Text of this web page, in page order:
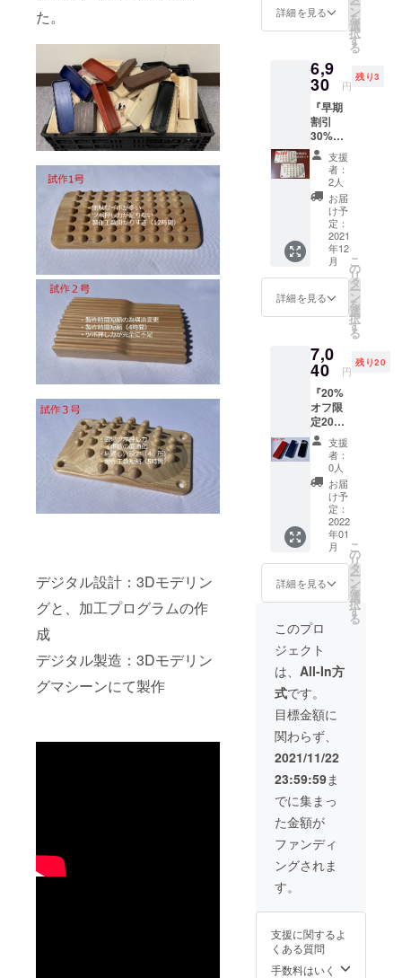
た。
デジタル設計：3Dモデリン
グと、加工プログラムの作
成
デジタル製造：3Dモデリン
グマシーンにて製作
190mm
25mm
重
量：約
63g ※ペ
ン4本程
度と消
しゴム
１個る
大きさ
となり
ます。
色：
ダーク
ブラウ
ン・ブ
ン・デ
ニムブ
ブラウ
ン・
バーガ
ンディ
（食品
衛生法
に適合
してい
る安全
な塗料
を使用
してお
りま
す） ※
天然木
用して
いる
所々に
節があ
ります
が、当
方では
それぞ
れの個
性と認
識して
おりま
すの
で、ご
理解頂
きます
ようよ
ろしく
お願い
致しま
くして
製作を
いたし
ますが
場合に
プA
奥行
60mm
高さ
25mm
重
量：約
60g
３：モ
ダンな
デザイ
ンの勘
合タイ
プB
外寸：
横幅
190mm
奥行
重
量：約
63g ※ペ
ン4本程
度と消
しゴム
１個る
大きさ
となり
ます。
色：
ダーク
ブラウ
ン・ブ
ラウ
ニムブ
ルー・
ブラウ
ン・
バーガ
ンディ
衛生法
に適合
してい
る安全
な塗料
を使用
してお
りま
す） ※
天然木
材を使
用して
いる
節があ
ります
が、当
方では
それぞ
調 木
製ペン
ケース
石固定
タイ
プ
外寸：
横幅
190mm
奥行
60mm
高さ
30mm
重
量：約
130g
２：モ
ダンな
デザイ
ンの勘
プB
横幅
190mm
奥行
60mm
高さ
25mm
重
量：約
90g ※ペ
ン4本程
度と消
しゴム
１個る
大きさ
となり
ます。
色：
黒・鎌
藍
（食品
衛生法
に適合
してい
る安全
な塗料
を使
天然木
材を使
用して
いる
為、
所々に
節があ
方では
それぞ
れの個
性と認
識して
詳細を見る ー
ン
を
選
択
す
る
6,9
30 円
残り3
『早期
割引
30%オ
フ限定5
セッ
ト』 定
価 9900
→6930
円 足つ
ぼマッ
サー
ジ
『極ツ
ボ』 2
個セッ
限定
『５
セッ
ト』で
す。 ※
天然木
材を使
用して
いる
為、
所々に
節があ
ります
が、当
方では
それぞ
れの個
おりま
すの
で、ご
理解頂
きます
ようよ
ろしく
お願い
致しま
す。 最
善を尽
くして
製作を
いたし
ますが
場合に
よって
は予定
が遅れ
る場合
があり
ます。
支援
者：
2人
お届
け予
定：
2021
年12
月
詳細を見る
こ
の
リ
タ
ー
ン
を
選
択
す
る
7,0
40 円
残り20
『20%
オフ限
定20
個』定
価 8800
→7040
円 欅
（ケヤ
キ）
材 う
るし
調 木
製ペン
ケース
１：磁
石固定
タイ
プ
外寸：
横幅
190mm
奥行
60mm
高さ
30mm
重
量：約
130g
２：モ
ダンな
デザイ
ンの勘
合タイ
横幅
奥行
60mm
高さ
支援
者：
0人
お届
け予
定：
2022
年01
月
詳細を見る
こ
の
リ
タ
ー
ン
を
選
択
す
る
このプロ
ジェクト
は、 All-In方
式です。
目標金額に
関わらず、
2021/11/22
23:59:59ま
でに集まっ
た金額が
ファンディ
ングされま
す。
支援に関するよ
くある質問
手数料はいく